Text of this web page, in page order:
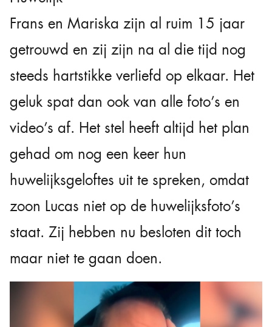
Frans en Mariska zijn al ruim 15 jaar
getrouwd en zij zijn na al die tijd nog
steeds hartstikke verliefd op elkaar. Het
geluk spat dan ook van alle foto’s en
video’s af. Het stel heeft altijd het plan
gehad om nog een keer hun
huwelijksgeloftes uit te spreken, omdat
zoon Lucas niet op de huwelijksfoto’s
staat. Zij hebben nu besloten dit toch
maar niet te gaan doen.